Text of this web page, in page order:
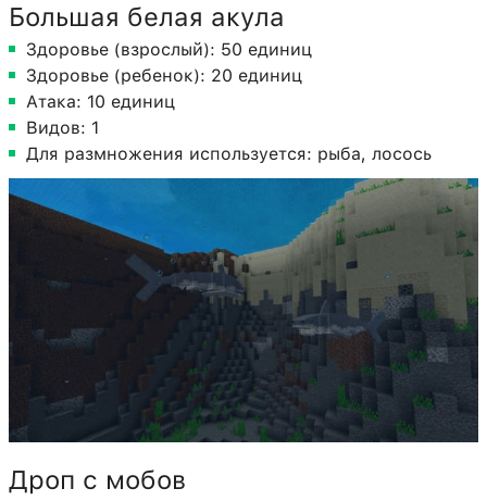
Большая белая акула
Здоровье (взрослый): 50 единиц
Здоровье (ребенок): 20 единиц
Атака: 10 единиц
Видов: 1
Для размножения используется: рыба, лосось
Дроп с мобов